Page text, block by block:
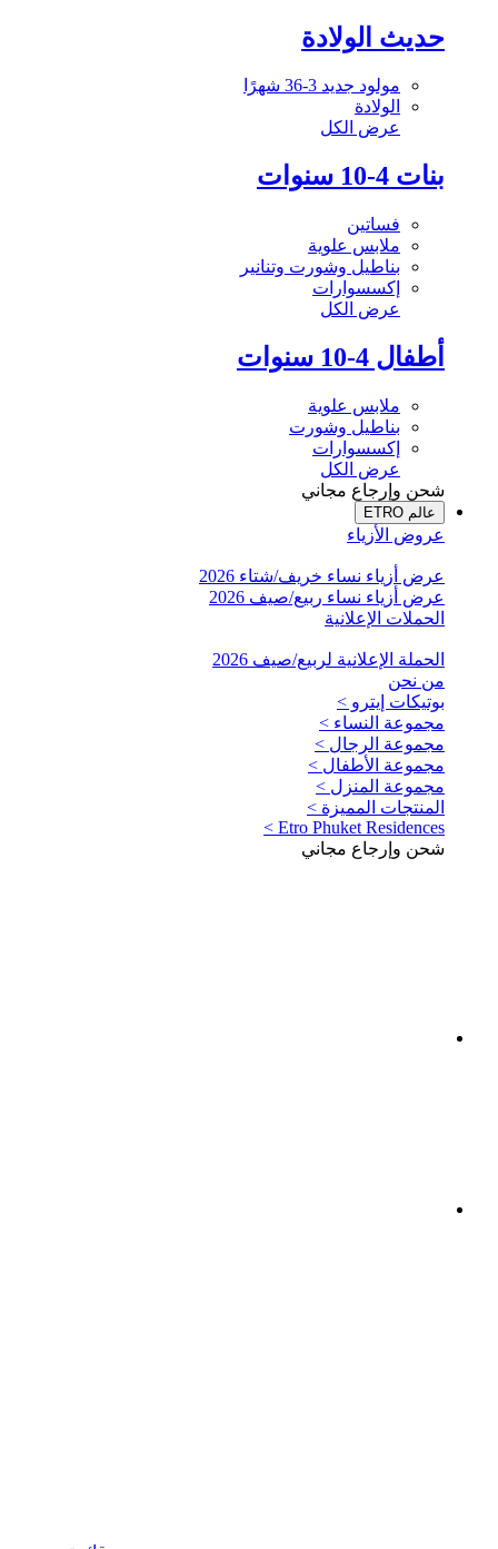
حديث الولادة
مولود جديد 3-36 شهرًا
الولادة
عرض الكل
بنات 4-10 سنوات
فساتين
ملابس علوية
بناطيل وشورت وتنانير
إكسسوارات
عرض الكل
أطفال 4-10 سنوات
ملابس علوية
بناطيل وشورت
إكسسوارات
عرض الكل
شحن وإرجاع مجاني
عالم ETRO
عروض الأزياء
عرض أزياء نساء خريف/شتاء 2026
عرض أزياء نساء ربيع/صيف 2026
الحملات الإعلانية
الحملة الإعلانية لربيع/صيف 2026
من نحن
بوتيكات إيترو >
مجموعة النساء >
مجموعة الرجال >
مجموعة الأطفال >
مجموعة المنزل >
المنتجات المميزة >
Etro Phuket Residences >
شحن وإرجاع مجاني